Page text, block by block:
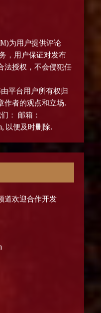
为用户提供评论
，用户保证对发布
法授权，不会侵犯任
平台用户所有权归
作者的观点和立场.
： 邮箱：
以便及时删除.
道欢迎合作开发